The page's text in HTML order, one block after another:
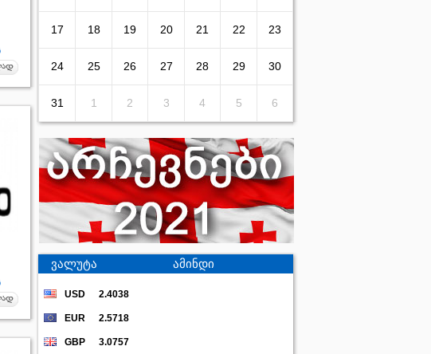
17 18 19 20 21 22 23
24 25 26 27 28 29 30
31 1 2 3 4 5 6
ვალუტა ამინდი
USD 2.4038
EUR 2.5718
GBP 3.0757